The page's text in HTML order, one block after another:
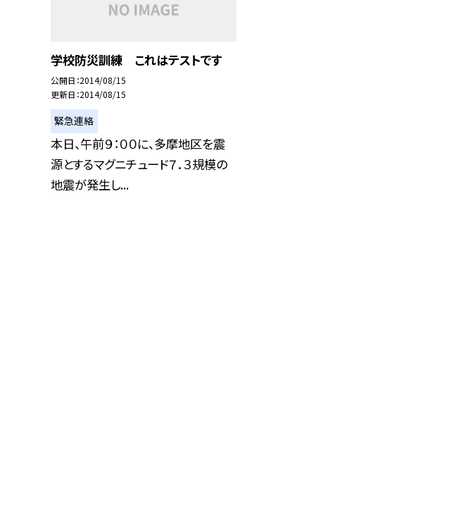
学校防災訓練 これはテストです
公開日 2014/08/15
更新日 2014/08/15
緊急連絡
本日、午前９：００に、多摩地区を震
源とするマグニチュード７．３規模の
地震が発生し...